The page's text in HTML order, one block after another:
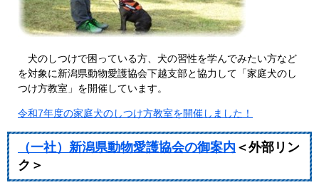
犬のしつけで困っている方、犬の習性を学んでみたい方など
を対象に新潟県動物愛護協会下越支部と協力して「家庭犬のし
つけ方教室」を開催しています。
令和7年度の家庭犬のしつけ方教室を開催しました！
（一社）新潟県動物愛護協会の御案内 ＜外部リン
ク＞